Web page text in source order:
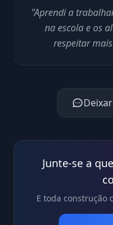
"Aprendi a
na escola e os
respeitar
Junte-se a
E toda construção